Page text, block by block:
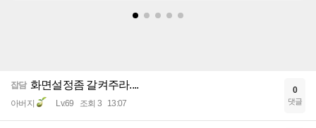
잡담 화면설정좀 갈켜주라....
아버지 Lv.69 조회 3 13:07
0
댓글